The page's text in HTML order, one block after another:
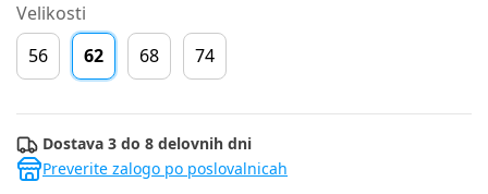
Velikosti
56
62 68 74
Dostava 3 do 8 delovnih dni
Preverite zalogo po poslovalnicah